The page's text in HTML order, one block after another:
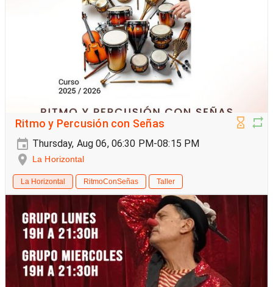
Ritmo y Percusión con Señas
Thursday, Aug 06, 06:30 PM-08:15 PM
La Horizontal
La Horizontal RitmoConSeñas Taller